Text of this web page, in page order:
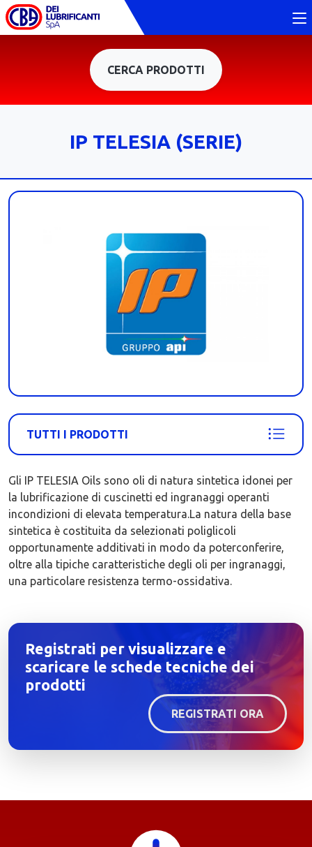
CERCA PRODOTTI
IP TELESIA (SERIE)
TUTTI I PRODOTTI
Gli IP TELESIA Oils sono oli di natura sintetica idonei per
la lubrificazione di cuscinetti ed ingranaggi operanti
incondizioni di elevata temperatura.La natura della base
sintetica è costituita da selezionati poliglicoli
opportunamente additivati in modo da poterconferire,
oltre alla tipiche caratteristiche degli oli per ingranaggi,
una particolare resistenza termo-ossidativa.
Registrati per visualizzare e
scaricare le schede tecniche dei
prodotti
REGISTRATI ORA